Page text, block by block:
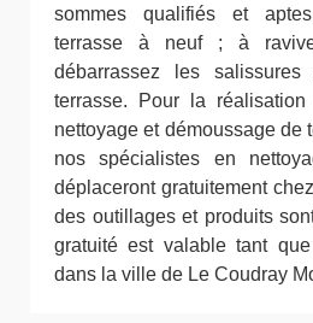
sommes qualifiés et
terrasse à neuf ; à
débarrassez les
terrasse. Pour la
nettoyage et démoussage de
nos spécialistes en
déplaceront gratuitement
des outillages et produits
gratuité est valable tant
dans la ville de Le Coudray